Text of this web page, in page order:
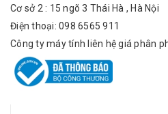
Cơ sở 2 : 15 ngõ 3 Thái Hà , Hà Nội
Điện thoại: 098 6565 911
Công ty máy tính liên hệ giá phân